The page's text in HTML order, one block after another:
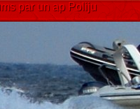
par un ap Poliju